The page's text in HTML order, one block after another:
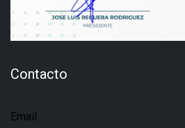
Contacto
Email: